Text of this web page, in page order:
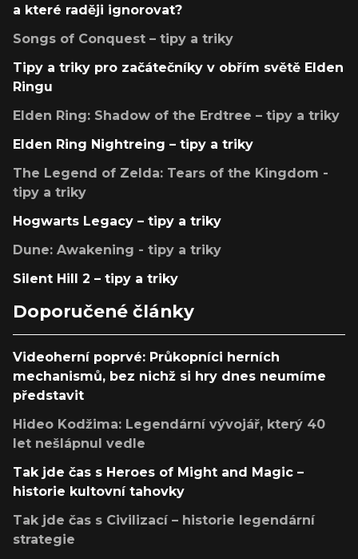
a které raději ignorovat?
Songs of Conquest – tipy a triky
Tipy a triky pro začátečníky v obřím světě Elden
Ringu
Elden Ring: Shadow of the Erdtree – tipy a triky
Elden Ring Nightreing – tipy a triky
The Legend of Zelda: Tears of the Kingdom -
tipy a triky
Hogwarts Legacy – tipy a triky
Dune: Awakening - tipy a triky
Silent Hill 2 – tipy a triky
Doporučené články
Videoherní poprvé: Průkopníci herních
mechanismů, bez nichž si hry dnes neumíme
představit
Hideo Kodžima: Legendární vývojář, který 40
let nešlápnul vedle
Tak jde čas s Heroes of Might and Magic –
historie kultovní tahovky
Tak jde čas s Civilizací – historie legendární
strategie